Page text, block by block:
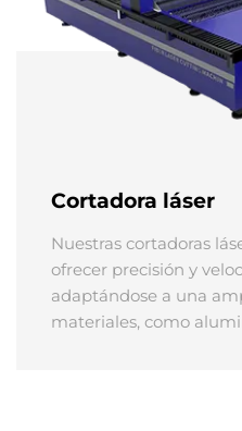
Cortadora láser
Nuestras cortadoras
ofrecer precisión y
adaptándose a una
materiales, como